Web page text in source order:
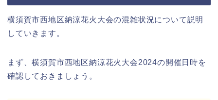
横須賀市西地区納涼花火大会の混雑状況について説明
していきます。
まず、横須賀市西地区納涼花火大会2024の開催日時を
確認しておきましょう。